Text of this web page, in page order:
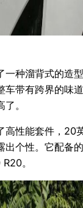
一种溜背式的造
车带有跨界的味
。
高性能套件，20
出个性。它配备
。